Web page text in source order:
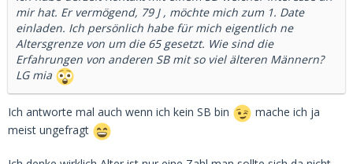
mir hat. Er vermögend, 79 J , möchte mich zum 1. Date
einladen. Ich persönlich habe für mich eigentlich ne
Altersgrenze von um die 65 gesetzt. Wie sind die
Erfahrungen von anderen SB mit so viel älteren Männern?
LG mia
Ich antworte mal auch wenn ich kein SB bin
mache ich ja
meist ungefragt